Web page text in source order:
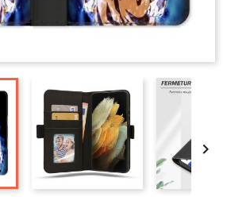
